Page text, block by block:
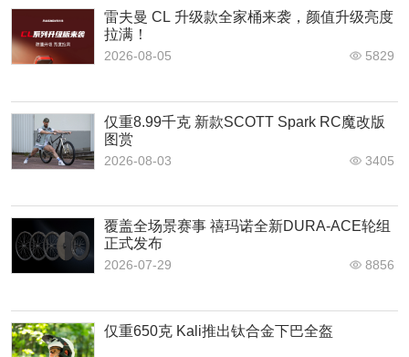
雷夫曼 CL 升级款全家桶来袭，颜值升级亮度
拉满！
2026-08-05 5829
仅重8.99千克 新款SCOTT Spark RC魔改版
图赏
2026-08-03 3405
覆盖全场景赛事 禧玛诺全新DURA-ACE轮组
正式发布
2026-07-29 8856
仅重650克 Kali推出钛合金下巴全盔